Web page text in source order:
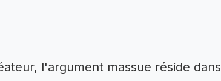
l'argument massue réside